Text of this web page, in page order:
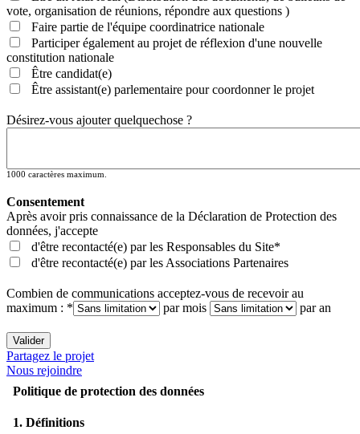
vote, organisation de réunions, répondre aux questions )
Faire partie de l'équipe coordinatrice nationale
Participer également au projet de réflexion d'une nouvelle
constitution nationale
Être candidat(e)
Être assistant(e) parlementaire pour coordonner le projet
Désirez-vous ajouter quelquechose ?
1000 caractères maximum.
Consentement
Après avoir pris connaissance de la Déclaration de Protection des
données, j'accepte
d'être recontacté(e) par les Responsables du Site*
d'être recontacté(e) par les Associations Partenaires
Combien de communications acceptez-vous de recevoir au
maximum : *
par mois par an
Valider
Partagez le projet
Nous rejoindre